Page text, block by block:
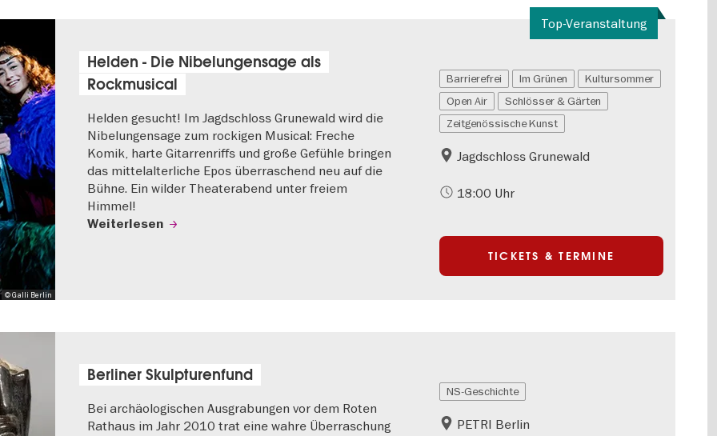
Top-Veranstaltung
© Galli Berlin
Helden - Die Nibelungensage als
Rockmusical
Helden gesucht! Im Jagdschloss Grunewald wird die
Nibelungensage zum rockigen Musical: Freche
Komik, harte Gitarrenriffs und große Gefühle bringen
das mittelalterliche Epos überraschend neu auf die
Bühne. Ein wilder Theaterabend unter freiem
Himmel!
Weiterlesen
Barrierefrei Im Grünen
Kultursommer
Open Air
Schlösser & Gärten
Zeitgenössische Kunst
Jagdschloss Grunewald
18:00 Uhr
TICKETS & TERMINE
Berliner Skulpturenfund
Bei archäologischen Ausgrabungen vor dem Roten
Rathaus im Jahr 2010 trat eine wahre Überraschung
NS-Geschichte
PETRI Berlin